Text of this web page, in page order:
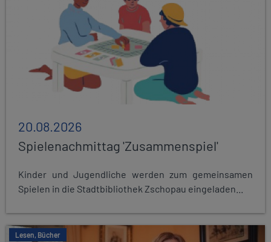
20.08.2026
Spielenachmittag 'Zusammenspiel'
Kinder und Jugendliche werden zum gemeinsamen
Spielen in die Stadtbibliothek Zschopau eingeladen...
Lesen, Bücher